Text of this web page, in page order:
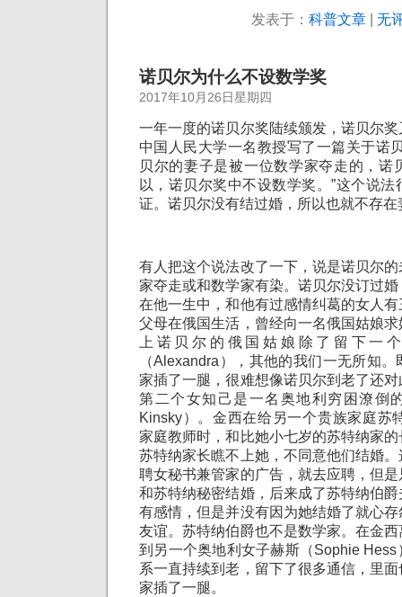
发表于： 科普文章| 无
诺贝尔为什么不设数学奖
2017年10月26日星期四
一年一度的诺贝尔奖陆续颁发，诺贝尔
中国人民大学一名教授写了一篇关于诺
贝尔的妻子是被一位数学家夺走的，诺
以，诺贝尔奖中不设数学奖。”这个说
证。诺贝尔没有结过婚，所以也就不存
有人把这个说法改了一下，说是诺贝尔
家夺走或和数学家有染。诺贝尔没订过
在他一生中，和他有过感情纠葛的女人
父母在俄国生活，曾经向一名俄国姑娘
上诺贝尔的俄国姑娘除了留下一
（Alexandra），其他的我们一无所知
家插了一腿，很难想像诺贝尔到老了还
第二个女知己是一名奥地利穷困潦倒
Kinsky）。金西在给另一个贵族家庭苏
家庭教师时，和比她小七岁的苏特纳家
苏特纳家长瞧不上她，不同意他们结婚
聘女秘书兼管家的广告，就去应聘，但
和苏特纳秘密结婚，后来成了苏特纳伯
有感情，但是并没有因为她结婚了就心
友谊。苏特纳伯爵也不是数学家。在金
到另一个奥地利女子赫斯（Sophie
系一直持续到老，留下了很多通信，里
家插了一腿。